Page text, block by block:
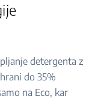
detergenta z
do 35%
na Eco, kar